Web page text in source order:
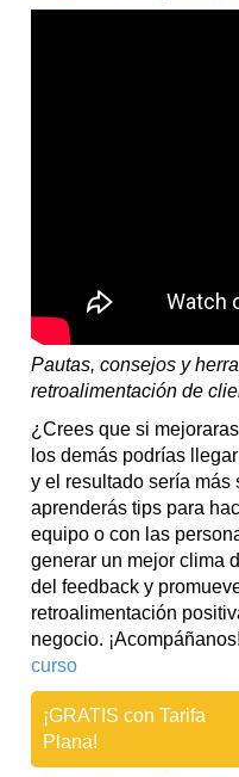
Pautas, consejos y
retroalimentación de
¿Crees que si
los demás podrías
y el resultado sería más
aprenderás tips para
equipo o con las
generar un mejor clima
del feedback y
retroalimentación
negocio. ¡Acompáñanos!
curso
¡GRATIS con Tarifa
Plana!